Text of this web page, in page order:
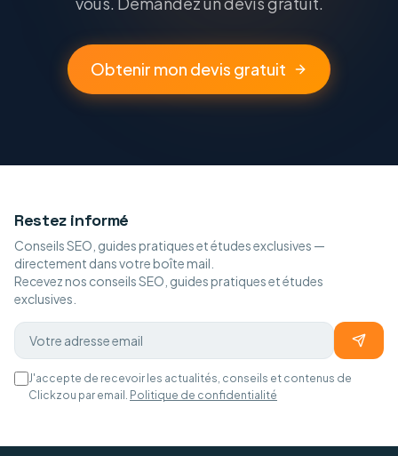
Obtenir mon devis gratuit
Restez informé
Conseils SEO, guides pratiques et études exclusives —
directement dans votre boîte mail.
Recevez nos conseils SEO, guides pratiques et études
exclusives.
J'accepte de recevoir les actualités, conseils et contenus de
Clickzou par email. Politique de confidentialité